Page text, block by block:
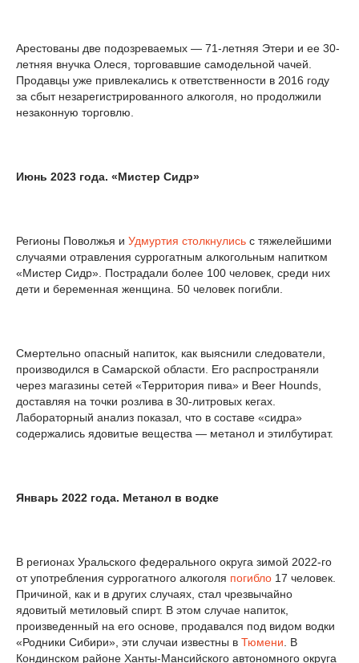
Арестованы две подозреваемых — 71-летняя Этери и ее 30-
летняя внучка Олеся, торговавшие самодельной чачей.
Продавцы уже привлекались к ответственности в 2016 году
за сбыт незарегистрированного алкоголя, но продолжили
незаконную торговлю.
Июнь 2023 года. «Мистер Сидр»
Регионы Поволжья и Удмуртия столкнулись с тяжелейшими
случаями отравления суррогатным алкогольным напитком
«Мистер Сидр». Пострадали более 100 человек, среди них
дети и беременная женщина. 50 человек погибли.
Смертельно опасный напиток, как выяснили следователи,
производился в Самарской области. Его распространяли
через магазины сетей «Территория пива» и Beer Hounds,
доставляя на точки розлива в 30-литровых кегах.
Лабораторный анализ показал, что в составе «сидра»
содержались ядовитые вещества — метанол и этилбутират.
Январь 2022 года. Метанол в водке
В регионах Уральского федерального округа зимой 2022-го
от употребления суррогатного алкоголя погибло 17 человек.
Причиной, как и в других случаях, стал чрезвычайно
ядовитый метиловый спирт. В этом случае напиток,
произведенный на его основе, продавался под видом водки
«Родники Сибири», эти случаи известны в Тюмени . В
Кондинском районе Ханты-Мансийского автономного округа